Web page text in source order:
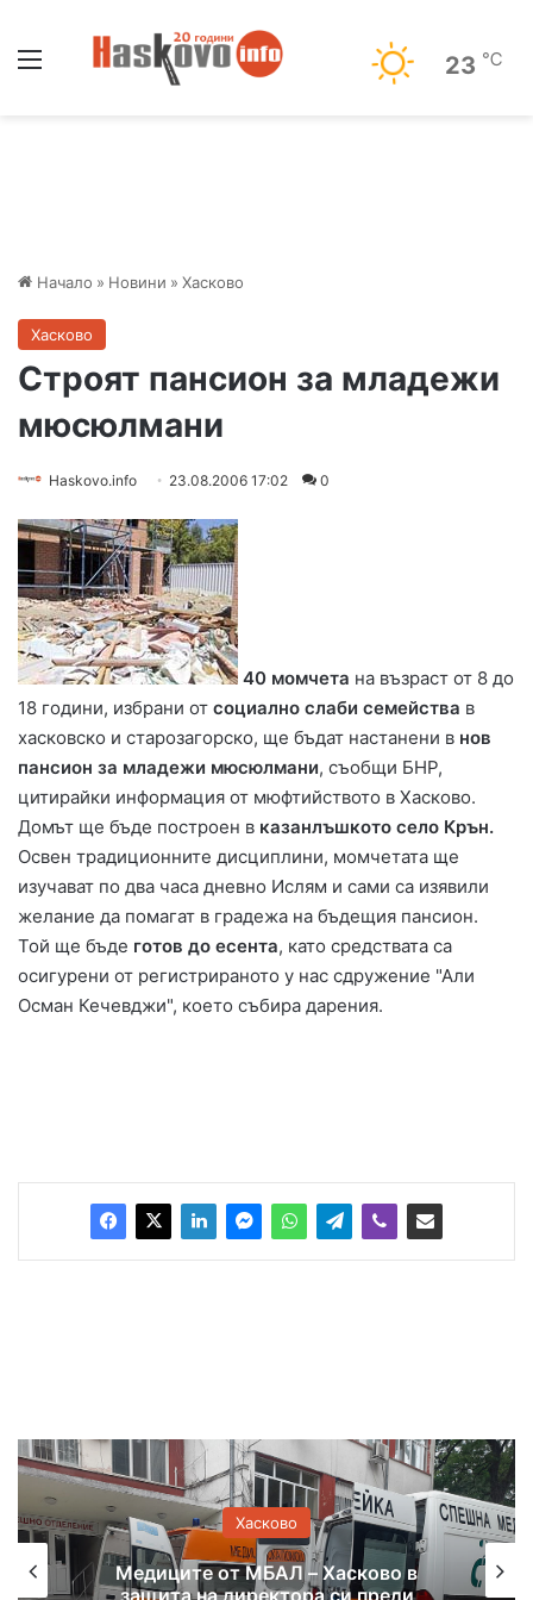
23 ℃
Начало » Новини » Хасково
Хасково
Строят пансион за младежи
мюсюлмани
Haskovo.info 23.08.2006 17:02 0
40 момчета на възраст от 8 до
18 години, избрани от социално слаби семейства в
хасковско и старозагорско, ще бъдат настанени в нов
пансион за младежи мюсюлмани, съобщи БНР,
цитирайки информация от мюфтийството в Хасково.
Домът ще бъде построен в казанлъшкото село Крън.
Освен традиционните дисциплини, момчетата ще
изучават по два часа дневно Ислям и сами са изявили
желание да помагат в градежа на бъдещия пансион.
Той ще бъде готов до есента, като средствата са
осигурени от регистрираното у нас сдружение "Али
Осман Кечевджи", което събира дарения.
Хасково
Медиците от МБАЛ – Хасково в
защита на директора си преди